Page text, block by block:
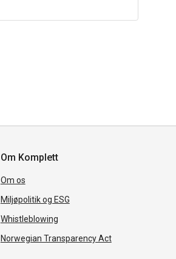
Om Komplett
Om os
Miljøpolitik og ESG
Whistleblowing
Norwegian Transparency Act